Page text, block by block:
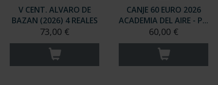
V CENT. ALVARO DE
BAZAN (2026) 4 REALES
73,00 €
CANJE 60 EURO 2026
ACADEMIA DEL AIRE - P...
60,00 €